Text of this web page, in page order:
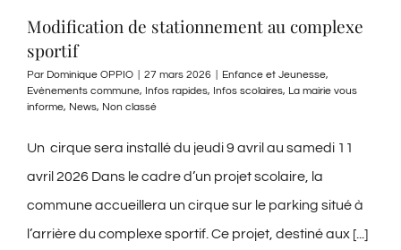
Modification de stationnement au complexe
sportif
Par Dominique OPPIO 27 mars 2026 Enfance et Jeunesse,
Evènements commune, Infos rapides, Infos scolaires, La mairie vous
informe, News, Non classé
Un cirque sera installé du jeudi 9 avril au samedi 11
avril 2026 Dans le cadre d’un projet scolaire, la
commune accueillera un cirque sur le parking situé à
l’arrière du complexe sportif. Ce projet, destiné aux [...]